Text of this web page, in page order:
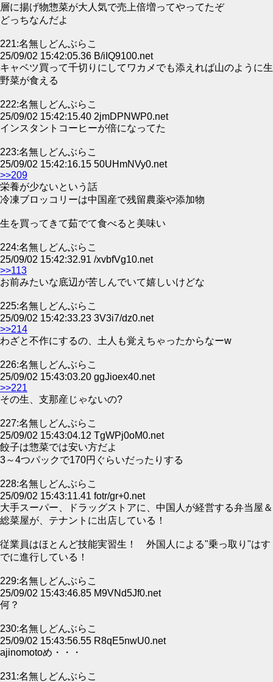
層に揚げ物惣菜が大人気で売上倍増ってやってたぞ
どっちなんだよ
221:名無しどんぶらこ
25/09/02 15:42:05.36 B/iIQ9100.net
キャベツ買って千切りにしてワカメでも添えれば山のように生
野菜が食える
222:名無しどんぶらこ
25/09/02 15:42:15.40 2jmDPNWP0.net
インスタントコーヒーが倍になってた
223:名無しどんぶらこ
25/09/02 15:42:16.15 50UHmNVy0.net
>>209
栄養が少ないという話
冷凍ブロッコリーは中国産で残留農薬や添加物
生を買ってきて茹でて食べると美味い
224:名無しどんぶらこ
25/09/02 15:42:32.91 /xvbfVg10.net
>>113
お前みたいな底辺が苦しんでいて嬉しいけどな
225:名無しどんぶらこ
25/09/02 15:42:33.23 3V3i7/dz0.net
>>214
わざと不作にするの、土人も覚えちゃったからなーw
226:名無しどんぶらこ
25/09/02 15:43:03.20 ggJioex40.net
>>221
その生、支那産じゃないの?
227:名無しどんぶらこ
25/09/02 15:43:04.12 TgWPj0oM0.net
餃子は惣菜では安い方だよ
3～4つパックで170円ぐらいだったりする
228:名無しどんぶらこ
25/09/02 15:43:11.41 fotr/gr+0.net
大手スーパー、ドラッグストアに、中国人が経営する弁当屋＆
総菜屋が、テナントに出店している！
従業員はほとんど技能実習生！ 外国人による"乗っ取り"はす
でに進行している！
229:名無しどんぶらこ
25/09/02 15:43:46.85 M9VNd5Jf0.net
何？
230:名無しどんぶらこ
25/09/02 15:43:56.55 R8qE5nwU0.net
ajinomotoめ・・・
231:名無しどんぶらこ